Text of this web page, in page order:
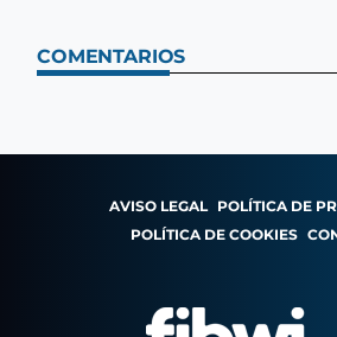
COMENTARIOS
AVISO LEGAL POLÍTICA DE
POLÍTICA DE COOKIES